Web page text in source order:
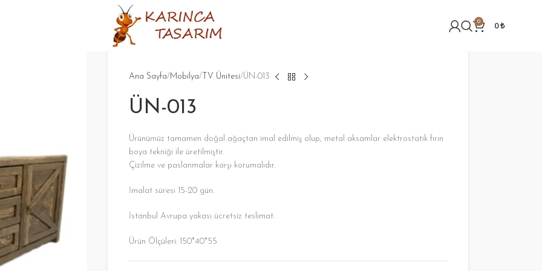
0 0₺
Ana Sayfa Mobilya TV Ünitesi ÜN-013
ÜN-013
Ürünümüz tamamen doğal ağaçtan imal edilmiş olup, metal aksamlar elektrostatik fırın
boya tekniği ile üretilmiştir.
Çizilme ve paslanmalar karşı korumalıdır.
İmalat süresi 15-20 gün.
İstanbul Avrupa yakası ücretsiz teslimat.
Ürün Ölçüleri: 150*40*55